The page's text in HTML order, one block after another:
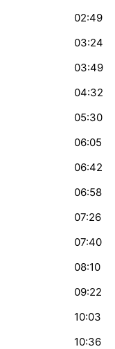
02:49
03:24
03:49
04:32
05:30
06:05
06:42
06:58
07:26
07:40
08:10
09:22
10:03
10:36